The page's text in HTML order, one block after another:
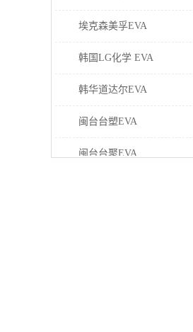
埃克森美孚EVA
韩国LG化学 EVA
韩华道达尔EVA
闽台台塑EVA
闽台台聚EVA